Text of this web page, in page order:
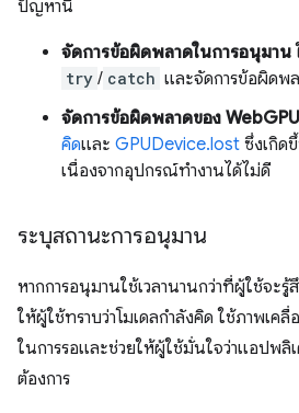
ปัญหานี้
จัดการข้อผิดพลาดในการอนุมาน
try / catch และจัดการข้อผิดพ
จัดการข้อผิดพลาดของ WebGPU
คิดและ GPUDevice.lost ซึ่งเกิด
เนื่องจากอุปกรณ์ทำงานได้ไม่ดี
ระบุสถานะการอนุมาน
หากการอนุมานใช้เวลานานกว่าที่ผู้ใช้จะรู้
ให้ผู้ใช้ทราบว่าโมเดลกําลังคิด ใช้ภาพเค
ในการรอและช่วยให้ผู้ใช้มั่นใจว่าแอปพลิ
ต้องการ